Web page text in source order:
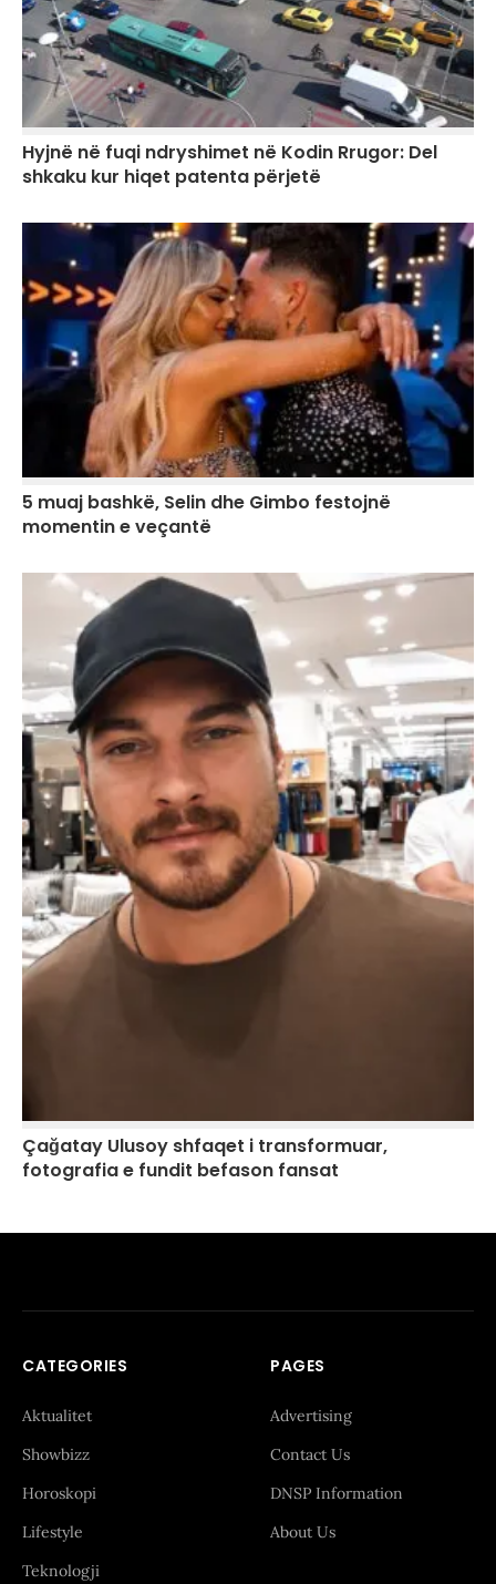
Hyjnë në fuqi ndryshimet në Kodin Rrugor: Del
shkaku kur hiqet patenta përjetë
5 muaj bashkë, Selin dhe Gimbo festojnë
momentin e veçantë
Çağatay Ulusoy shfaqet i transformuar,
fotografia e fundit befason fansat
CATEGORIES
Aktualitet
Showbizz
Horoskopi
Lifestyle
Teknologji
PAGES
Advertising
Contact Us
DNSP Information
About Us